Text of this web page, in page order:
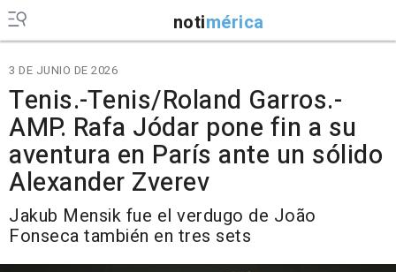
notimérica
3 DE JUNIO DE 2026
Tenis.-Tenis/Roland Garros.-
AMP. Rafa Jódar pone fin a su
aventura en París ante un sólido
Alexander Zverev
Jakub Mensik fue el verdugo de João
Fonseca también en tres sets